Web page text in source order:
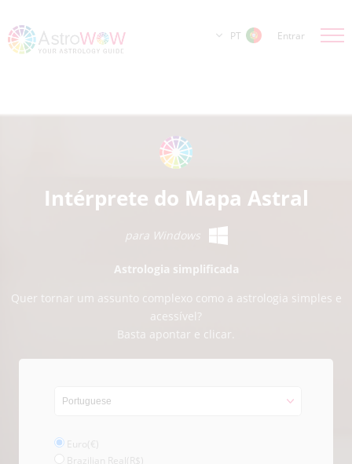
PT Entrar
Intérprete do Mapa Astral
para Windows
Astrologia simplificada
Quer tornar um assunto complexo como a astrologia simples e
acessível?
Basta apontar e clicar.
Euro(€)
Brazilian Real(R$)